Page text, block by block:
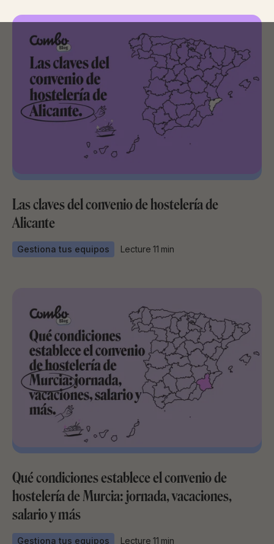
Las claves del convenio de hostelería de
Alicante
Gestiona tus equipos Lecture 11 min
Qué condiciones establece el convenio de
hostelería de Murcia: jornada, vacaciones,
salario y más
Gestiona tus equipos Lecture 11 min